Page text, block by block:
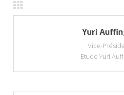
Yuri
Vice-
Etude Yuri